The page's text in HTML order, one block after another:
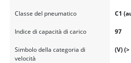
Classe del pneumatico C1
Indice di capacità di carico 97
Simbolo della categoria di
velocità
(V)